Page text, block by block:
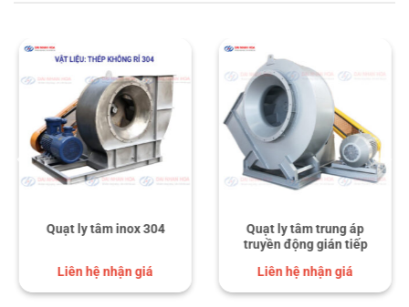
Quạt ly tâm inox 304
Liên hệ nhận giá
Quạt ly tâm trung áp
truyền động gián tiếp
Liên hệ nhận giá